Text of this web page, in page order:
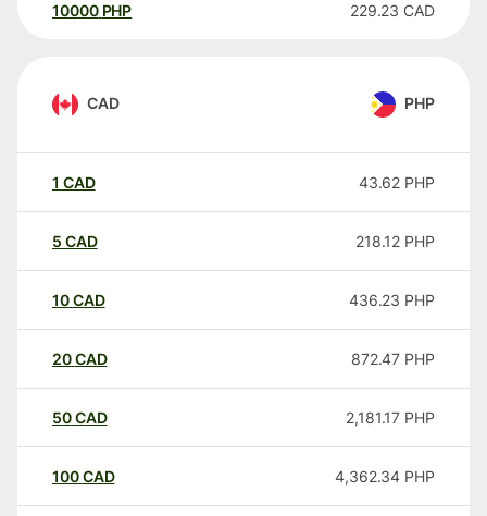
10000 PHP 229.23 CAD
CAD PHP
1 CAD 43.62 PHP
5 CAD 218.12 PHP
10CAD 436.23 PHP
20CAD 872.47 PHP
50CAD 2,181.17 PHP
100CAD 4,362.34 PHP